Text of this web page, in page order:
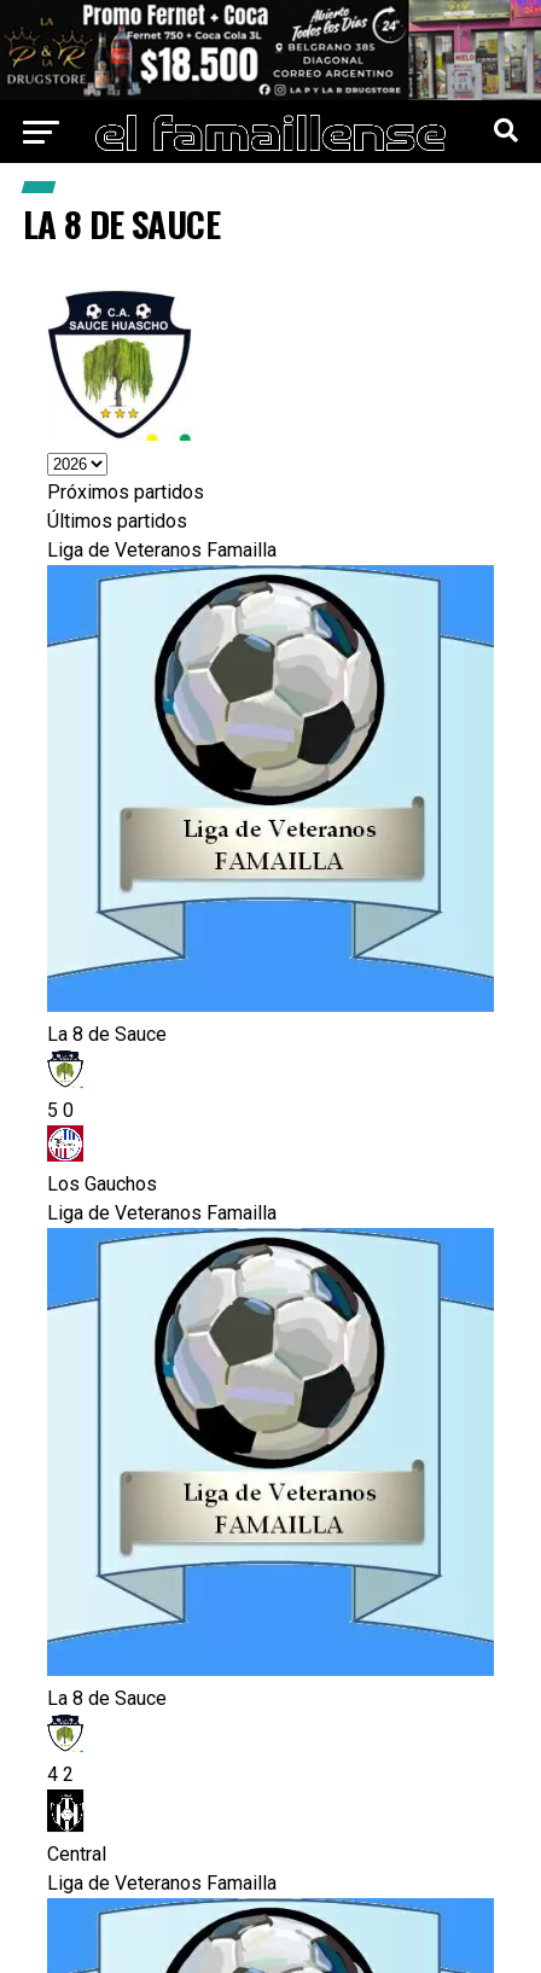
LA 8 DE SAUCE
Próximos partidos
Últimos partidos
Liga de Veteranos Famailla
La 8 de Sauce
5 0
Los Gauchos
Liga de Veteranos Famailla
La 8 de Sauce
4 2
Central
Liga de Veteranos Famailla